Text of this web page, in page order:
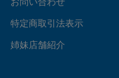
特定商取引法表示
姉妹店舗紹介